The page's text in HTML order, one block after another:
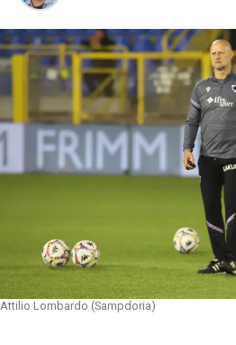
Attilio Lombardo (Sampdoria)